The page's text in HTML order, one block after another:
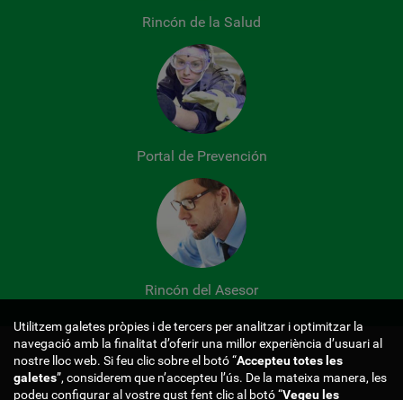
Rincón de la Salud
Portal de Prevención
Rincón del Asesor
Certificados y
Utilitzem galetes pròpies i de tercers per analitzar i optimitzar la
navegació amb la finalitat d’oferir una millor experiència d’usuari al
nostre lloc web. Si feu clic sobre el botó “Accepteu totes les
galetes”, considerem que n’accepteu l’ús. De la mateixa manera, les
podeu configurar al vostre gust fent clic al botó “Vegeu les